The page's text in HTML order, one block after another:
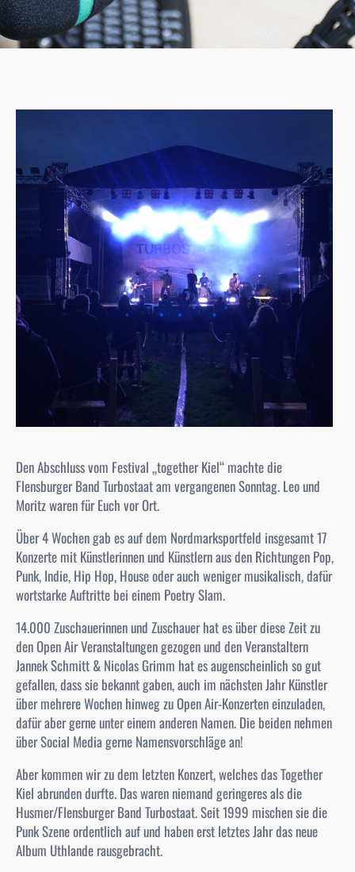
Den Abschluss vom Festival „together Kiel“ machte die
Flensburger Band Turbostaatam vergangenen Sonntag. Leo und
Moritz waren für Euch vor Ort.
Über 4 Wochen gab es auf dem Nordmarksportfeld insgesamt 17
Konzerte mit Künstlerinnen und Künstlern aus den Richtungen Pop,
Punk, Indie, Hip Hop, House oder auch weniger musikalisch, dafür
wortstarke Auftritte bei einem Poetry Slam.
14.000 Zuschauerinnen und Zuschauer hat es über diese Zeit zu
den Open Air Veranstaltungen gezogen und den Veranstaltern
Jannek Schmitt & Nicolas Grimm hat es augenscheinlich so gut
gefallen, dass sie bekannt gaben, auch im nächsten Jahr Künstler
über mehrere Wochen hinweg zu Open Air-Konzerten einzuladen,
dafür aber gerne unter einem anderen Namen. Die beiden nehmen
über Social Media gerne Namensvorschläge an!
Aber kommen wir zu dem letzten Konzert, welches das Together
Kiel abrunden durfte. Das waren niemand geringeres als die
Husmer/Flensburger Band Turbostaat. Seit 1999 mischen sie die
Punk Szene ordentlich auf und haben erst letztes Jahr das neue
Album Uthlande rausgebracht.